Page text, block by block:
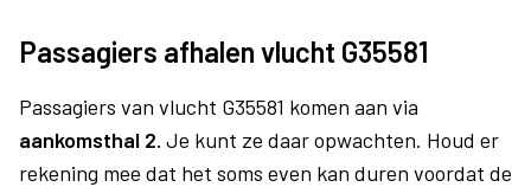
Passagiers afhalen vlucht G35581
Passagiers van vlucht G35581 komen aan via
aankomsthal 2. Je kunt ze daar opwachten. Houd er
rekening mee dat het soms even kan duren voordat de